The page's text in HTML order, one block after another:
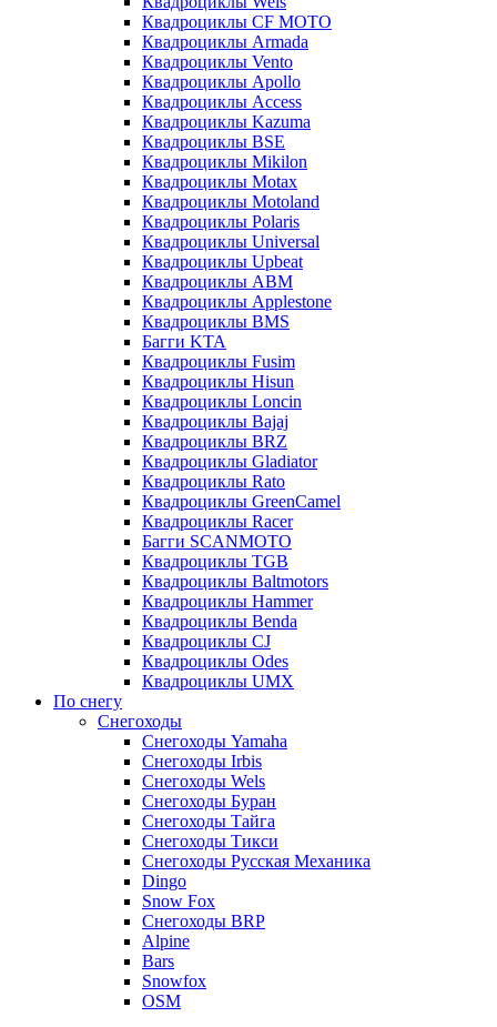
Квадроциклы CF MOTO
Квадроциклы Armada
Квадроциклы Vento
Квадроциклы Apollo
Квадроциклы Access
Квадроциклы Kazuma
Квадроциклы BSE
Квадроциклы Mikilon
Квадроциклы Motax
Квадроциклы Motoland
Квадроциклы Polaris
Квадроциклы Universal
Квадроциклы Upbeat
Квадроциклы ABM
Квадроциклы Applestone
Квадроциклы BMS
Багги KTA
Квадроциклы Fusim
Квадроциклы Hisun
Квадроциклы Loncin
Квадроциклы Bajaj
Квадроциклы BRZ
Квадроциклы Gladiator
Квадроциклы Rato
Квадроциклы GreenCamel
Квадроциклы Racer
Багги SCANMOTO
Квадроциклы TGB
Квадроциклы Baltmotors
Квадроциклы Hammer
Квадроциклы Benda
Квадроциклы CJ
Квадроциклы Odes
Квадроциклы UMX
По снегу
Снегоходы
Снегоходы Yamaha
Снегоходы Irbis
Снегоходы Wels
Снегоходы Буран
Снегоходы Тайга
Снегоходы Тикси
Снегоходы Русская Механика
Dingo
Snow Fox
Снегоходы BRP
Alpine
Bars
Snowfox
OSM